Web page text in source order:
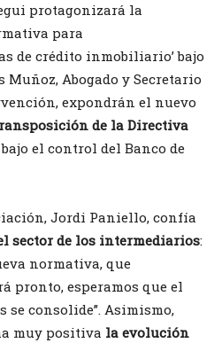
protagonizará la
para
de crédito inmobiliario’ bajo
Muñoz, Abogado y Secretario
expondrán el nuevo
de la Directiva
bajo el control del Banco de
Jordi Paniello, confía
sector de los intermediarios:
normativa, que
pronto, esperamos que el
consolide”. Asimismo,
muy positiva la evolución